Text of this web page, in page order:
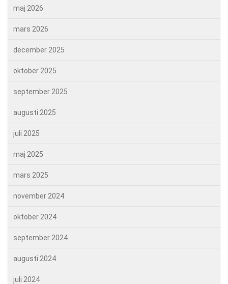
maj 2026
mars 2026
december 2025
oktober 2025
september 2025
augusti 2025
juli 2025
maj 2025
mars 2025
november 2024
oktober 2024
september 2024
augusti 2024
juli 2024